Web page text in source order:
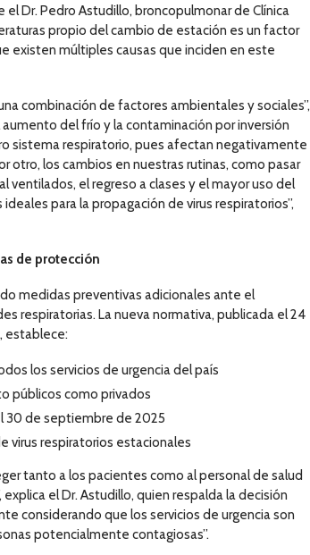
Dr. Pedro Astudillo, broncopulmonar de Clínica
propio del cambio de estación es un factor
existen múltiples causas que inciden en este
combinación de factores ambientales y sociales”,
aumento del frío y la contaminación por inversión
sistema respiratorio, pues afectan negativamente
otro, los cambios en nuestras rutinas, como pasar
ventilados, el regreso a clases y el mayor uso del
para la propagación de virus respiratorios”,
de protección
medidas preventivas adicionales ante el
respiratorias. La nueva normativa, publicada el 24
establece:
los servicios de urgencia del país
públicos como privados
30 de septiembre de 2025
virus respiratorios estacionales
tanto a los pacientes como al personal de salud
el Dr. Astudillo, quien respalda la decisión
considerando que los servicios de urgencia son
potencialmente contagiosas”.